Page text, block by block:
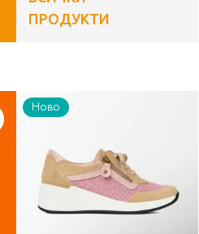
ПРОДУКТИ
Ново